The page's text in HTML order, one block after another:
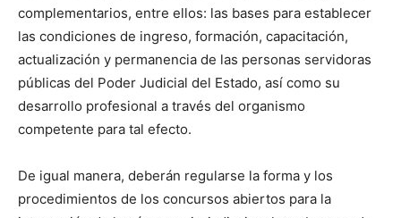
complementarios, entre ellos: las bases para establecer
las condiciones de ingreso, formación, capacitación,
actualización y permanencia de las personas servidoras
públicas del Poder Judicial del Estado, así como su
desarrollo profesional a través del organismo
competente para tal efecto.
De igual manera, deberán regularse la forma y los
procedimientos de los concursos abiertos para la